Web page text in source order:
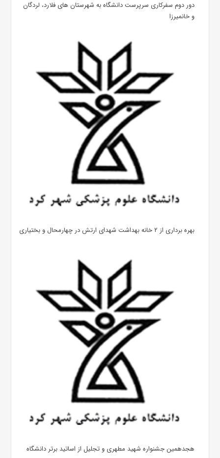
دور دوم سفرکاری سرپرست دانشگاه به شهرستان های فلارد، لردگان
و خانمیرزا
بهره ‌برداری از ۲ خانه بهداشت شهدای ارتش در چهارمحال و بختیاری
هجدهمین جشنواره شهید مطهری و تجلیل از اساتید برتر دانشگاه